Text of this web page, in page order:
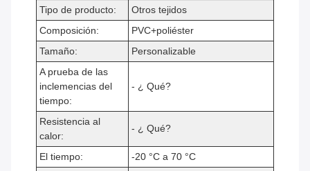
Tipo de producto:
Otros tejidos
Composición:
PVC+poliéster
Tamaño:
Personalizable
A prueba de las
inclemencias del
tiempo:
- ¿ Qué?
Resistencia al
calor:
- ¿ Qué?
El tiempo:
-20 °C a 70 °C